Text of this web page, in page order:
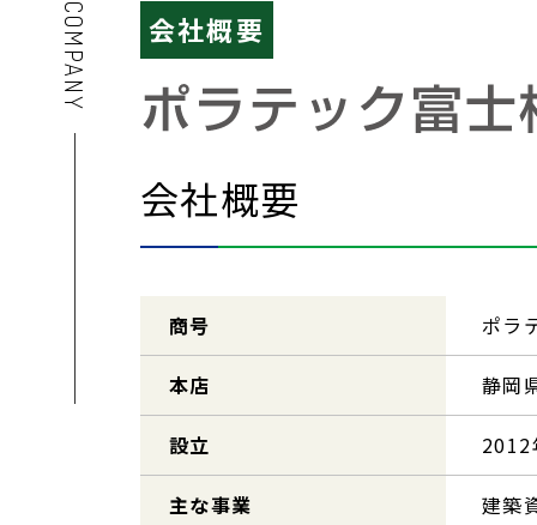
会社概要
C
O
M
P
A
N
Y
会社概要
商号 ポラ
本店 静岡
設立 2012
主な事業
建築